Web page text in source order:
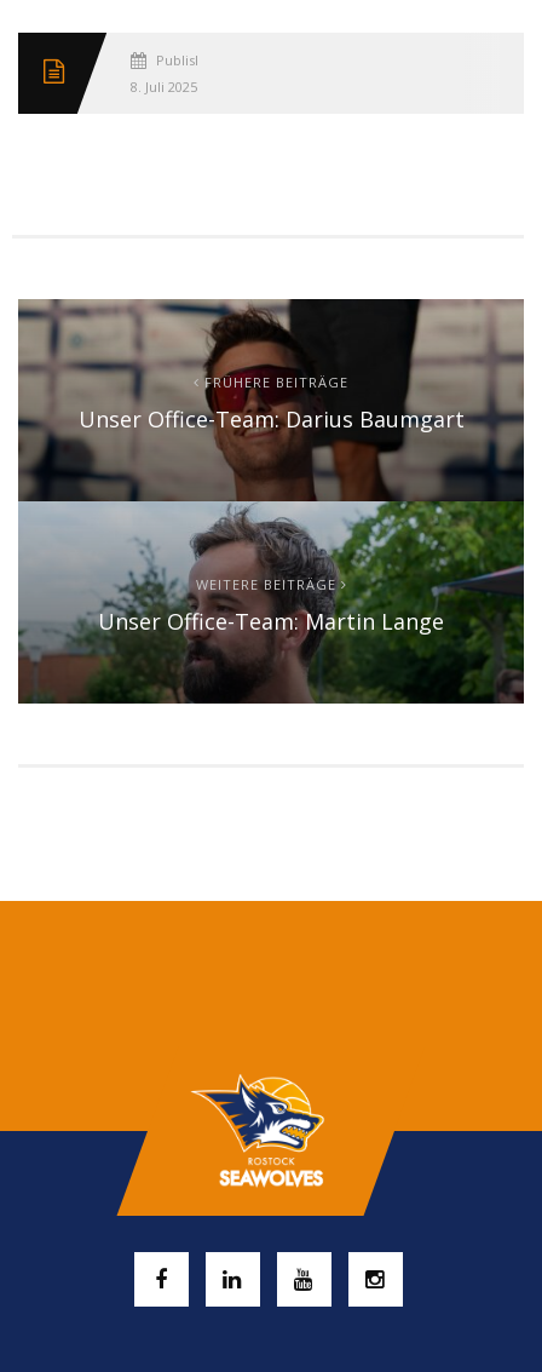
Published
8. Juli 2025
FRÜHERE BEITRÄGE
Unser Office-Team: Darius Baumgart
WEITERE BEITRÄGE
Unser Office-Team: Martin Lange